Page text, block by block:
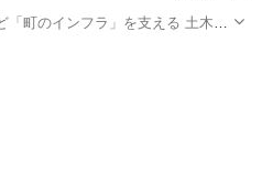
町のインフラ」を支える 土木技